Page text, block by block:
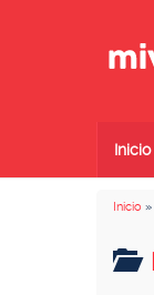
Inicio
Inicio »